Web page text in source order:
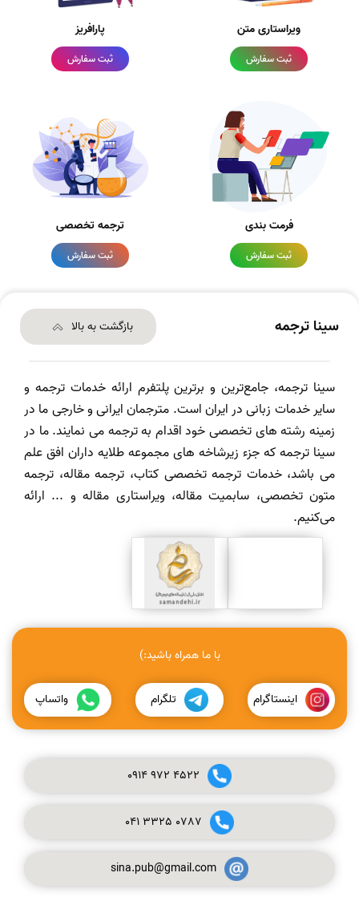
ویراستاری متن
ثبت سفارش
پارافریز
ثبت سفارش
فرمت بندی
ثبت سفارش
ترجمه تخصصی
ثبت سفارش
سینا ترجمه بازگشت به بالا
سینا ترجمه، جامع‌ترین و برترین پلتفرم ارائه خدمات ترجمه و
سایر خدمات زبانی در ایران است. مترجمان ایرانی و خارجی ما در
زمینه رشته های تخصصی خود اقدام به ترجمه می نمایند. ما در
سینا ترجمه که جزء زیرشاخه های مجموعه طلایه داران افق علم
می باشد، خدمات ترجمه تخصصی کتاب، ترجمه مقاله، ترجمه
متون تخصصی، سابمیت مقاله، ویراستاری مقاله و ... ارائه
می‌کنیم.
با ما همراه باشید:)
اینستاگرام تلگرام واتساپ
0914972 4522
041 3325 0787
sina.pub@gmail.com